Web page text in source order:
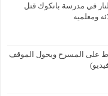
في مدرسة بانكوك قتل
ومعلميه
على المسرح ويحول الموقف